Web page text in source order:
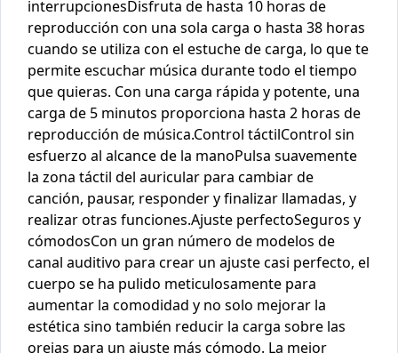
interrupcionesDisfruta de hasta 10 horas de
reproducción con una sola carga o hasta 38 horas
cuando se utiliza con el estuche de carga, lo que te
permite escuchar música durante todo el tiempo
que quieras. Con una carga rápida y potente, una
carga de 5 minutos proporciona hasta 2 horas de
reproducción de música.Control táctilControl sin
esfuerzo al alcance de la manoPulsa suavemente
la zona táctil del auricular para cambiar de
canción, pausar, responder y finalizar llamadas, y
realizar otras funciones.Ajuste perfectoSeguros y
cómodosCon un gran número de modelos de
canal auditivo para crear un ajuste casi perfecto, el
cuerpo se ha pulido meticulosamente para
aumentar la comodidad y no solo mejorar la
estética sino también reducir la carga sobre las
orejas para un ajuste más cómodo. La mejor